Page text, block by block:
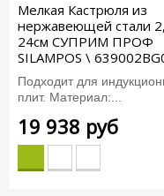
Мелкая Кастрюля из
нержавеющей стали
24см СУПРИМ ПРОФ
SILAMPOS \
Подходит для
плит. Материал:...
19 938 руб